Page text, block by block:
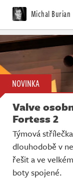
Michal Burian
NOVINKA
Valve
Fortess 2
Týmová
dlouhodobě v
řešit a ve
boty spojené.